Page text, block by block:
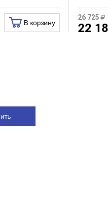
В корзину
26 725
22